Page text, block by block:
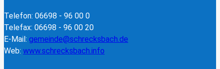
Telefon: 06698 - 96 00 0
Telefax: 06698 - 96 00 20
E-Mail: gemeinde@schrecksbach.de
Web: www.schrecksbach.info